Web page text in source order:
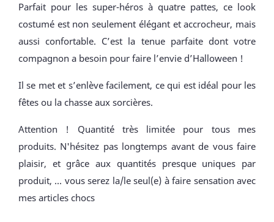
Parfait pour les super-héros à quatre pattes, ce look
costumé est non seulement élégant et accrocheur, mais
aussi confortable. C’est la tenue parfaite dont votre
compagnon a besoin pour faire l’envie d’Halloween !
Il se met et s’enlève facilement, ce qui est idéal pour les
fêtes ou la chasse aux sorcières.
Attention ! Quantité très limitée pour tous mes
produits. N'hésitez pas longtemps avant de vous faire
plaisir, et grâce aux quantités presque uniques par
produit, ... vous serez la/le seul(e) à faire sensation avec
mes articles chocs